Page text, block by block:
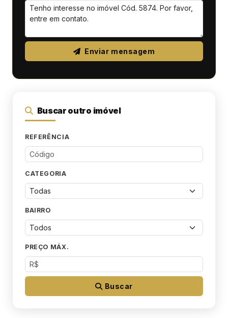
Enviar mensagem
Buscar outro imóvel
REFERÊNCIA
CATEGORIA
BAIRRO
PREÇO MÁX.
Buscar